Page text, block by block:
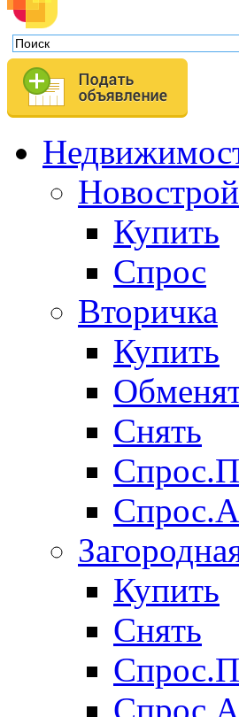
Купить
Спрос
Вторичка
Купить
Снять
Купить
Снять